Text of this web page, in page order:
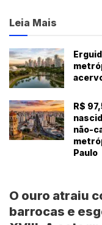
Leia Mais
R$
não-
Paulo
O ouro atraiu
barrocas e